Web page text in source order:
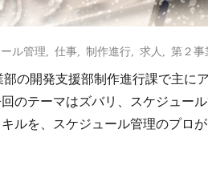
ル管理 仕事 制作進行 求人 第２事
部の開発支援部制作進行課で主に
のテーマはズバリ、スケジュー
ルを、スケジュール管理のプロ